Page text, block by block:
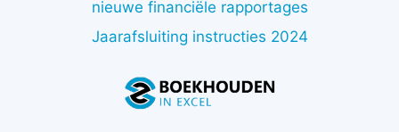
nieuwe financiële rapportages
Jaarafsluiting instructies 2024